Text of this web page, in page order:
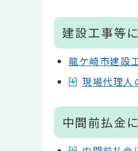
建設工事等
龍ケ崎市建設
現場代理
中間前払金